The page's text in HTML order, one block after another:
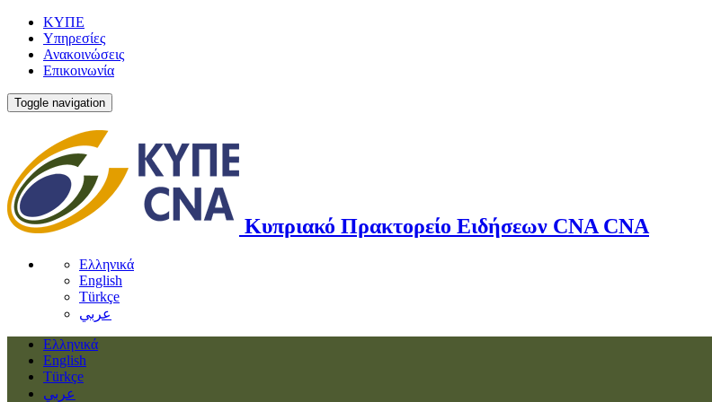
ΚΥΠΕ
Υπηρεσίες
Ανακοινώσεις
Επικοινωνία
Toggle navigation
Κυπριακό Πρακτορείο Ειδήσεων CNA CNA
Ελληνικά
English
Türkçe
عربي
Ελληνικά
English
Türkçe
عربي